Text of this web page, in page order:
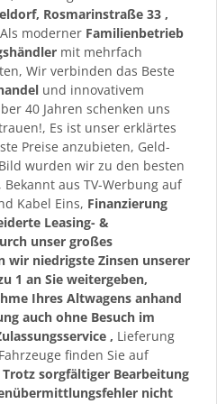
Rosmarinstraße 33 ,
Als moderner Familienbetrieb
mit mehrfach
Wir verbinden das Beste
und innovativem
40 Jahren schenken uns
Es ist unser erklärtes
Preise anzubieten, Geld-
wurden wir zu den besten
aus TV-Werbung auf
Kabel Eins, Finanzierung
Leasing- &
unser großes
wir niedrigste Zinsen unserer
1 an Sie weitergeben,
Ihres Altwagens anhand
auch ohne Besuch im
, Lieferung
finden Sie auf
Trotz sorgfältiger Bearbeitung
nicht